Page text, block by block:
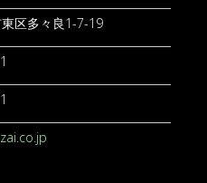
区多々良1-7-19